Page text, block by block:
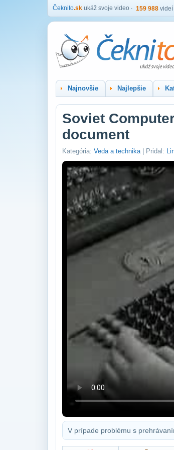
Čeknito.sk ukáž svoje video 159 988 videí
Najnovšie Najlepšie
Soviet
document
Kategória: Veda a technika| Pridal:
V prípade problému s